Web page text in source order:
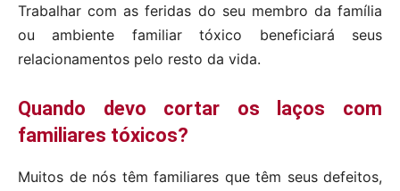
Trabalhar com as feridas do seu membro da família
ou ambiente familiar tóxico beneficiará seus
relacionamentos pelo resto da vida.
Quando devo cortar os laços com
familiares tóxicos?
Muitos de nós têm familiares que têm seus defeitos,